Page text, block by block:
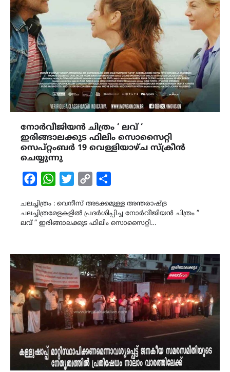
നോർവീജിയൻ ചിത്രം ‘ ലവ് ‘
ഇരിങ്ങാലക്കുട ഫിലിം സൊസൈറ്റി
സെപ്റ്റംബർ 19 വെള്ളിയാഴ്ച സ്ക്രീൻ
ചെയ്യുന്നു
FacebookWhatsAppTwitterCopy
ചലച്ചിത്രം : വെനീസ് അടക്കമുള്ള അന്തരാഷ്ട്ര
ചലച്ചിത്രമേളകളിൽ പ്രദർശിപ്പിച്ച നോർവീജിയൻ ചിത്രം ”
ലവ് ” ഇരിങ്ങാലക്കുട ഫിലിം സൊസൈറ്റി…